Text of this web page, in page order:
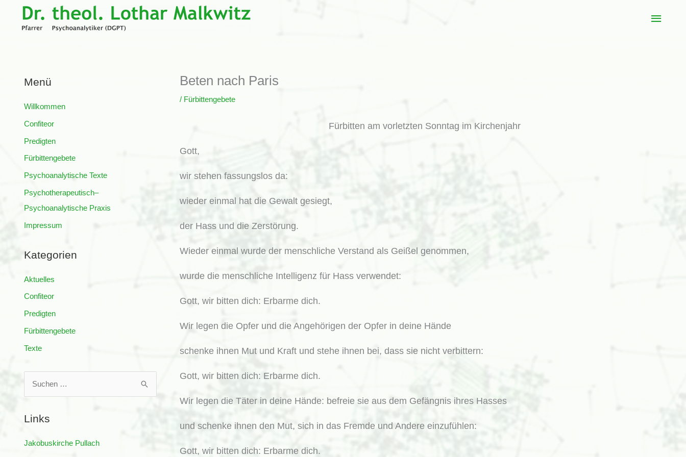
springen
Menü
Willkommen
Confiteor
Predigten
Fürbittengebete
Psychoanalytische Texte
Psychotherapeutisch–
Psychoanalytische Praxis
Impressum
Kategorien
Aktuelles
Confiteor
Predigten
Fürbittengebete
Texte
h
e
Links
Jakobuskirche Pullach
Beten nach Paris
/ Fürbittengebete
Fürbitten am vorletzten Sonntag im Kirchenjahr
Gott,
wir stehen fassungslos da:
wieder einmal hat die Gewalt gesiegt,
der Hass und die Zerstörung.
Wieder einmal wurde der menschliche Verstand als Geißel genommen,
wurde die menschliche Intelligenz für Hass verwendet:
Gott, wir bitten dich: Erbarme dich.
Wir legen die Opfer und die Angehörigen der Opfer in deine Hände
schenke ihnen Mut und Kraft und stehe ihnen bei, dass sie nicht verbittern:
Gott, wir bitten dich: Erbarme dich.
Wir legen die Täter in deine Hände: befreie sie aus dem Gefängnis ihres Hasses
und schenke ihnen den Mut, sich in das Fremde und Andere einzufühlen:
Gott, wir bitten dich: Erbarme dich.